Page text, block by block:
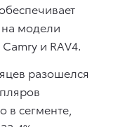
модели
и RAV4.
разошелся
в сегменте,